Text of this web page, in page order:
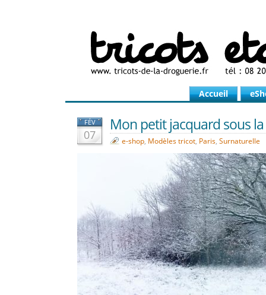
Accueil
FÉV
07
Mon petit jacquard sous la
e-shop, Modèles tricot, Paris, Surnaturelle